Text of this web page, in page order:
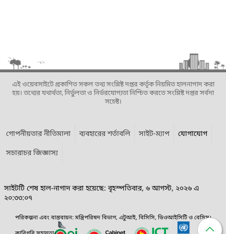
এই ওয়েবসাইটে প্রকাশিত সকল তথ্য সংশ্লিষ্ট দপ্তর কর্তৃক নিয়মিত হালনাগাদ করা
হয়। তথ্যের যথার্থতা, নির্ভুলতা ও নির্ভরযোগ্যতা নিশ্চিত করতে সংশ্লিষ্ট দপ্তর সর্বদা
সচেষ্ট।
গোপনীয়তার নীতিমালা ব্যবহারের শর্তাবলি সাইট-ম্যাপ
যোগাযোগ
সচারাচর জিজ্ঞাস্য
সাইটটি শেষ হাল-নাগাদ করা হয়েছে: বৃহস্পতিবার, ৬ আগস্ট, ২০২৬ এ
২০:৩৩:০৭
পরিকল্পনা এবং বাস্তবায়ন: মন্ত্রিপরিষদ বিভাগ, এটুআই, বিসিসি, ডিওআইসিটি ও বেসিস।